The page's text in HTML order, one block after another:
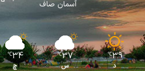
آسمان صاف
39
℃
د
37
℃
س
34
℃
چ